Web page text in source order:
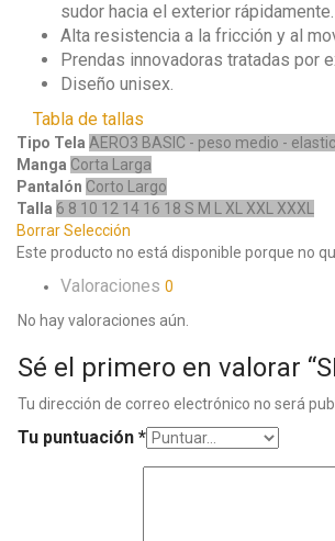
sudor hacia el exterior rápidamente.
Alta resistencia a la fricción y al
Prendas innovadoras tratadas por
Diseño unisex.
Tabla de tallas
Tipo Tela AERO3 BASIC - peso medio -
Manga Corta Larga
Pantalón Corto Largo
Talla 6 8 10 12 14 16 18 S M L XL XXL XXXL
Borrar Selección
Este producto no está disponible porque no
Valoraciones 0
No hay valoraciones aún.
Sé el primero en valorar
Tu dirección de correo electrónico no será
Tu puntuación *